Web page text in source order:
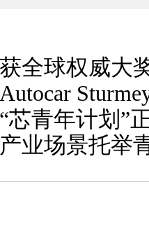
获全球权威大
“芯青年计划”
业场景托举